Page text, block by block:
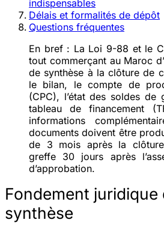
indispensables
Délais et formalités de dépôt
Questions fréquentes
En bref : La Loi 9-88 et le
tout commerçant au Maroc
de synthèse à la clôture de
le bilan, le compte de
(CPC), l’état des soldes de
tableau de financement
informations
documents doivent être
de 3 mois après la
greffe 30 jours après
d’approbation.
Fondement juridique
synthèse